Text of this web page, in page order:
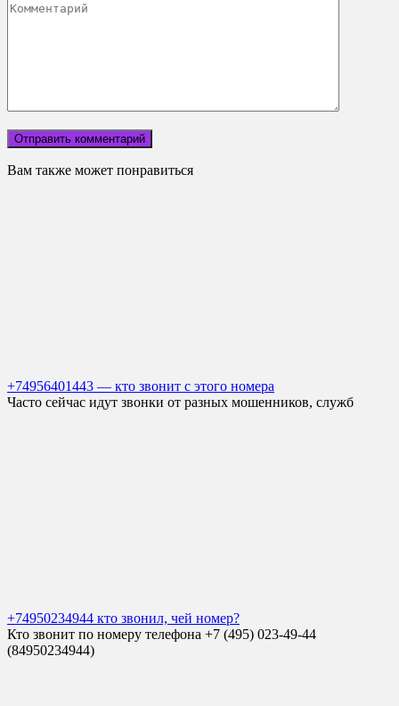
Вам также может понравиться
+74956401443 — кто звонит с этого номера
Часто сейчас идут звонки от разных мошенников, служб
+74950234944 кто звонил, чей номер?
Кто звонит по номеру телефона +7 (495) 023-49-44
(84950234944)